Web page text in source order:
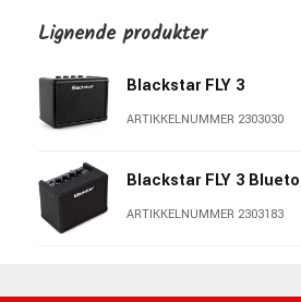
laget av tre.
Hvis du vil øve stille eller koble den
utstyrt med en høyttalersimulator
ikke forstyrrer omgivelsene. Ønsker
FLY 3 er en hendig liten forsterker
på tur og med en lyd som ikke vil
Lignende produkter
Blackstar FLY 3
ARTIKKELNUMMER 2303030
Blackstar FLY 3
ARTIKKELNUMMER 2303183